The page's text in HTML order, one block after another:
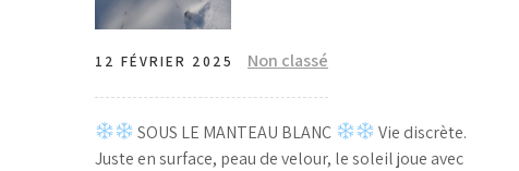
12 FÉVRIER 2025 Non classé
SOUS LE MANTEAU BLANC
Vie discrète.
Juste en surface, peau de velour, le soleil joue avec